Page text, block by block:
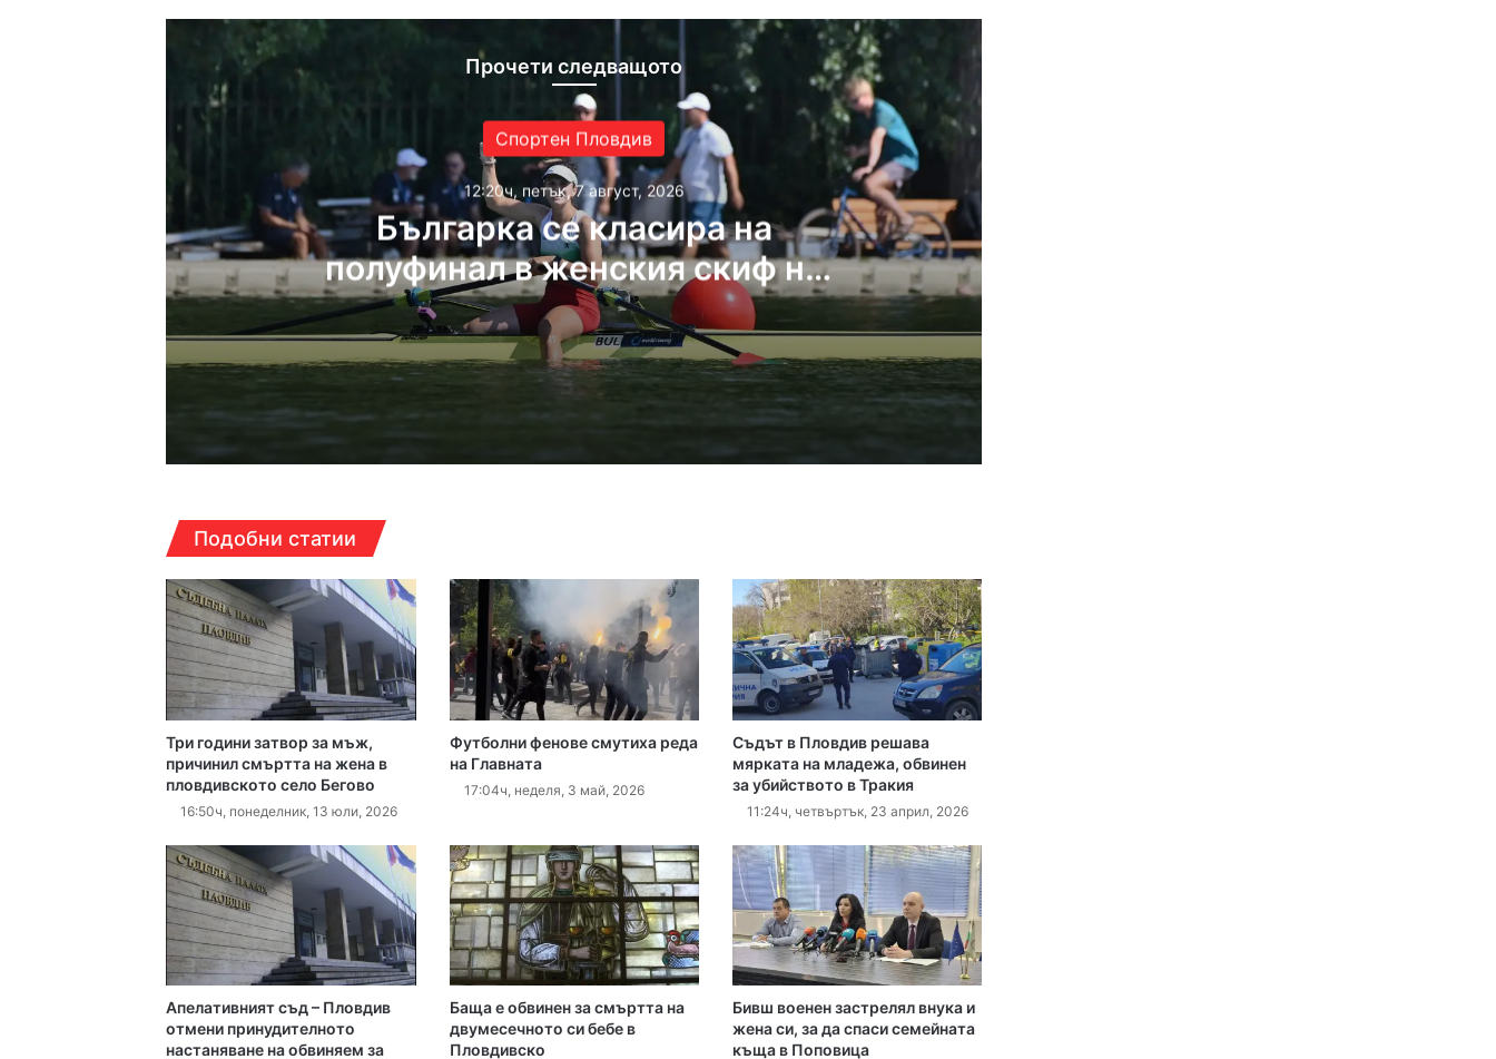
Прочети следващото
Спортен Пловдив
12:20ч, петък, 7 август, 2026
Българка се класира на
полуфинал в женския скиф на
Световното по гребане
12:03ч, петък, 7 август, 2026
Театър „Хенд“ дебютира на световния Edinburgh Festival Fringe
11:50ч, петък, 7 август, 2026
155 тона вода от въздуха помогнаха в битката с пожара в Пазарджишко
11:41ч, петък, 7 август, 2026
Искат постоянен арест за петимата обвинени за убийството на Младежкия хълм
11:36ч, петък, 7 август, 2026
75 фотографии разкриват магията на Индонезия в безплатна изложба в Пловдив
Подобни статии
Три години затвор за мъж,
причинил смъртта на жена в
пловдивското село Бегово
16:50ч, понеделник, 13 юли, 2026
Футболни фенове смутиха реда
на Главната
17:04ч, неделя, 3 май, 2026
Съдът в Пловдив решава
мярката на младежа, обвинен
за убийството в Тракия
11:24ч, четвъртък, 23 април, 2026
Апелативният съд – Пловдив
отмени принудителното
настаняване на обвиняем за
Баща е обвинен за смъртта на
двумесечното си бебе в
Пловдивско
Бивш военен застрелял внука и
жена си, за да спаси семейната
къща в Поповица